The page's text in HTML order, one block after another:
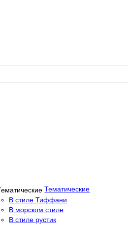
Тематические
В стиле Тиффани
В морском стиле
В стиле рустик